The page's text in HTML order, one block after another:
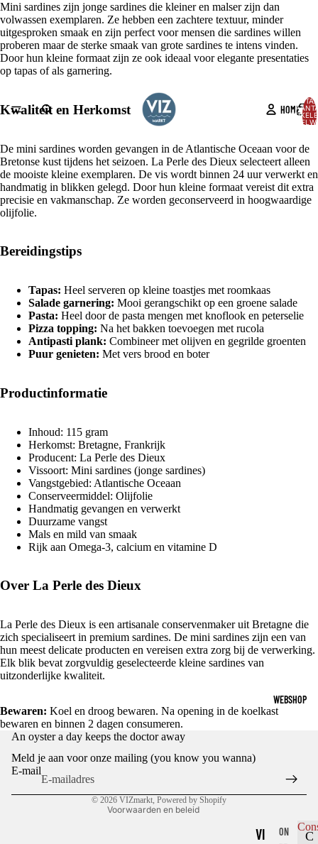
HOME
WEBSHOP
VI
ON
C
AFBEELDING
OPENEN
IN
VOLLEDIG
SCHERM
Mini sardines zijn jonge sardines die kleiner en malser zijn dan
volwassen exemplaren. Ze hebben een zachtere textuur, minder
uitgesproken smaak en zijn perfect voor mensen die sardines willen
proberen maar de sterke smaak van grote sardines te intens vinden.
Door hun kleine formaat zijn ze ook ideaal voor elegante presentaties
op tapas of als garnering.
Kwaliteit en Herkomst
De mini sardines worden gevangen in de Atlantische Oceaan voor de
Bretonse kust tijdens het seizoen. La Perle des Dieux selecteert alleen
de mooiste kleine exemplaren. De vis wordt binnen 24 uur verwerkt en
handmatig in blikken gelegd. Door hun kleine formaat vereist dit extra
precisie en vakmanschap. Ze worden geconserveerd in hoogwaardige
olijfolie.
Bereidingstips
Tapas: Heel serveren op kleine toastjes met roomkaas
Salade garnering: Mooi gerangschikt op een groene salade
Pasta: Heel door de pasta mengen met knoflook en peterselie
Pizza topping: Na het bakken toevoegen met rucola
Antipasti plank: Combineer met olijven en gegrilde groenten
Puur genieten: Met vers brood en boter
Productinformatie
Inhoud: 115 gram
Herkomst: Bretagne, Frankrijk
Producent: La Perle des Dieux
Vissoort: Mini sardines (jonge sardines)
Vangstgebied: Atlantische Oceaan
Conserveermiddel: Olijfolie
Handmatig gevangen en verwerkt
Duurzame vangst
Mals en mild van smaak
Rijk aan Omega-3, calcium en vitamine D
Over La Perle des Dieux
La Perle des Dieux is een artisanale conservenmaker uit Bretagne die
zich specialiseert in premium sardines. De mini sardines zijn een van
hun meest delicate producten en vereisen extra zorg bij de verwerking.
Elk blik bevat zorgvuldig geselecteerde kleine sardines van
uitzonderlijke kwaliteit.
Bewaren: Koel en droog bewaren. Na opening in de koelkast
bewaren en binnen 2 dagen consumeren.
An oyster a day keeps the doctor away
Meld je aan voor onze mailing (you know you wanna)
E-mail
© 2026 VIZmarkt , Powered by Shopify
Voorwaarden en beleid
Privacybeleid
Terugbetalingsbeleid
Algemene voorwaarden
Contactgegevens